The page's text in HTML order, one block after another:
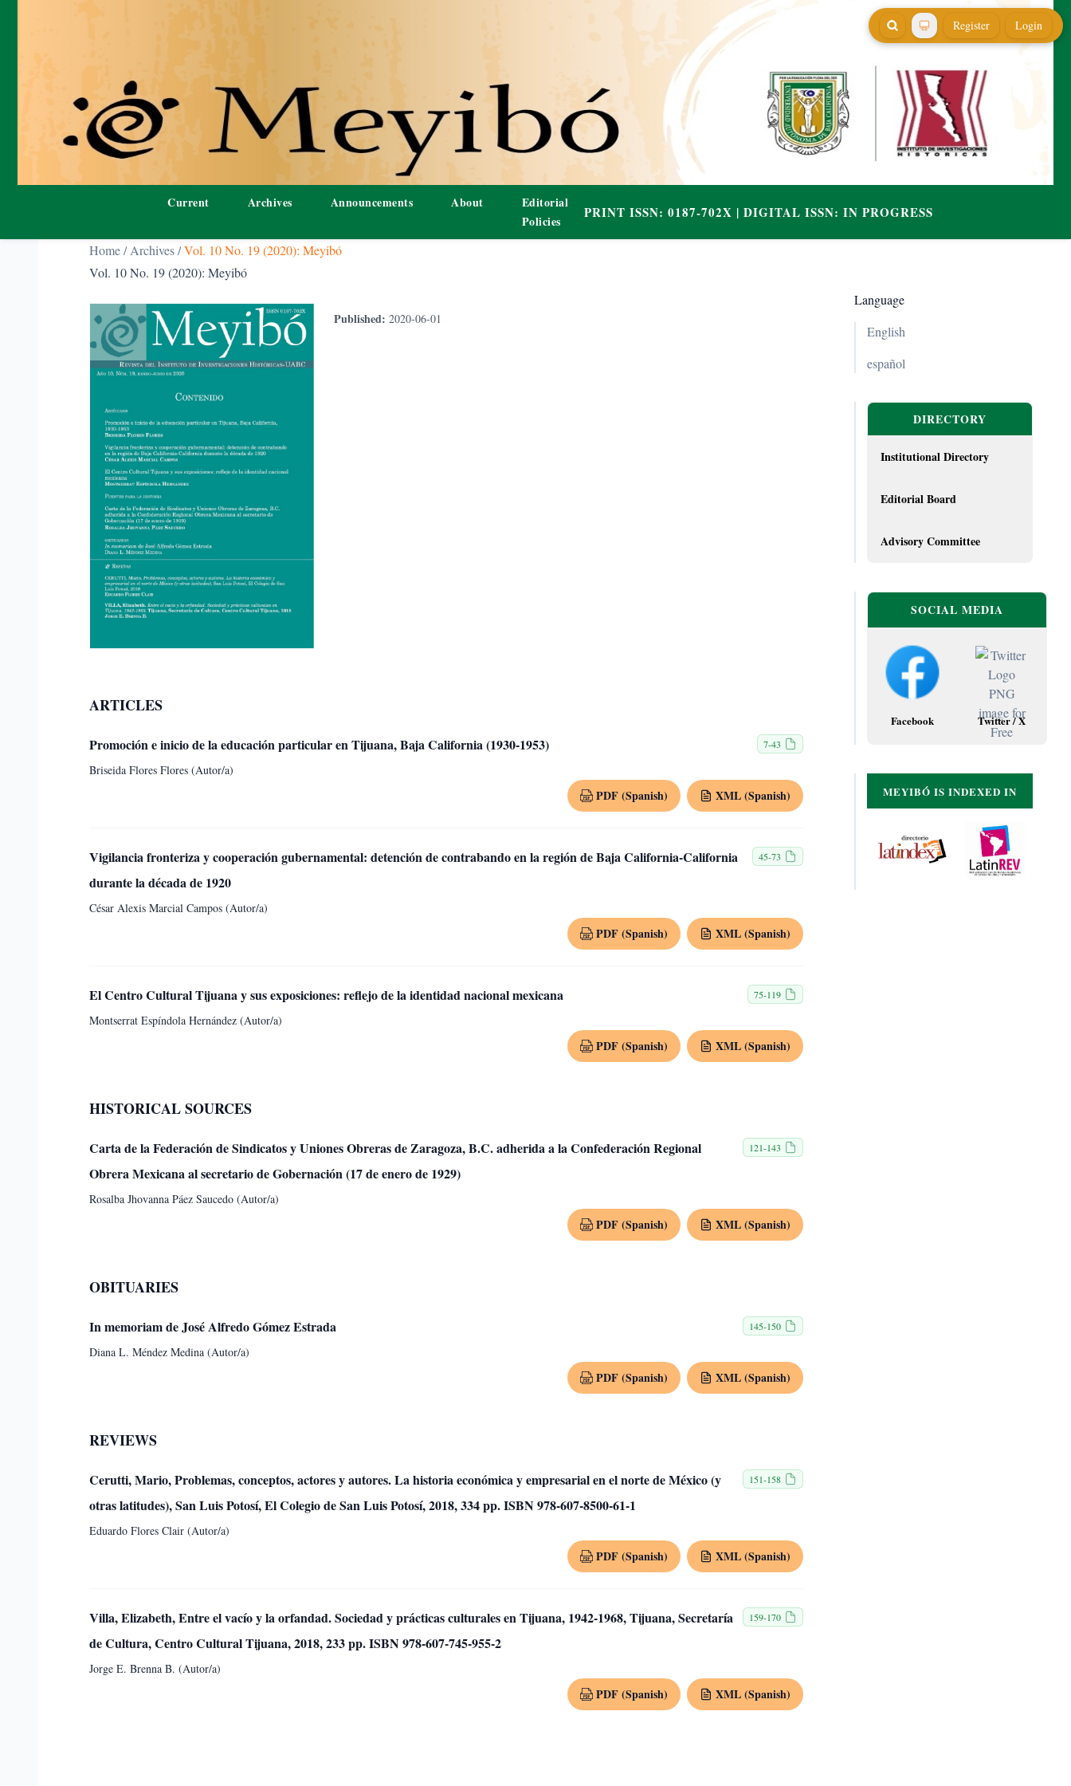
Current Archives Announcements About
Editorial
Policies
Register Login
Home/ Archives/Vol. 10 No. 19 (2020): Meyibó
Vol. 10 No. 19 (2020): Meyibó
Published: 2020-06-01
ARTICLES
Promoción e inicio de la educación particular en Tijuana, Baja California (1930-1953) 7-43
Briseida Flores Flores (Autor/a)
PDF (Spanish) XML (Spanish)
Vigilancia fronteriza y cooperación gubernamental: detención de contrabando en la región de Baja California-California
durante la década de 1920
45-73
César Alexis Marcial Campos (Autor/a)
PDF (Spanish) XML (Spanish)
El Centro Cultural Tijuana y sus exposiciones: reflejo de la identidad nacional mexicana 75-119
Montserrat Espíndola Hernández (Autor/a)
PDF (Spanish) XML (Spanish)
HISTORICAL SOURCES
Carta de la Federación de Sindicatos y Uniones Obreras de Zaragoza, B.C. adherida a la Confederación Regional
Obrera Mexicana al secretario de Gobernación (17 de enero de 1929)
121-143
Rosalba Jhovanna Páez Saucedo (Autor/a)
PDF (Spanish) XML (Spanish)
OBITUARIES
In memoriam de José Alfredo Gómez Estrada 145-150
Diana L. Méndez Medina (Autor/a)
PDF (Spanish) XML (Spanish)
REVIEWS
Cerutti, Mario, Problemas, conceptos, actores y autores. La historia económica y empresarial en el norte de México (y
otras latitudes), San Luis Potosí, El Colegio de San Luis Potosí, 2018, 334 pp. ISBN 978-607-8500-61-1
151-158
Eduardo Flores Clair (Autor/a)
PDF (Spanish) XML (Spanish)
Villa, Elizabeth, Entre el vacío y la orfandad. Sociedad y prácticas culturales en Tijuana, 1942-1968, Tijuana, Secretaría
de Cultura, Centro Cultural Tijuana, 2018, 233 pp. ISBN 978-607-745-955-2
159-170
Jorge E. Brenna B. (Autor/a)
PDF (Spanish) XML (Spanish)
Language
English
español
DIRECTORY
Institutional Directory
Editorial Board
Advisory Committee
SOCIAL MEDIA
Facebook Twitter / X
MEYIBÓ IS INDEXED IN